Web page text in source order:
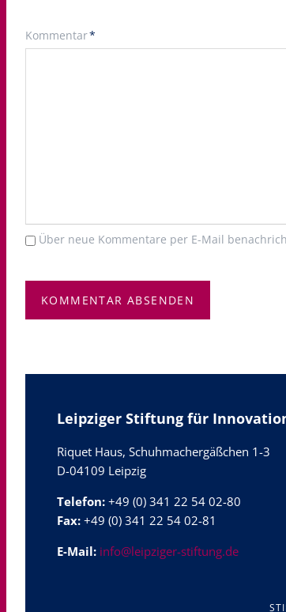
Pflichtfeld
Kommentar*
Über neue Kommentare per E-Mail
KOMMENTAR ABSENDEN
Leipziger Stiftung für
Riquet Haus, Schuhmachergäßchen 1-3
D-04109 Leipzig
Telefon: +49 (0) 341 22 54 02-80
Fax: +49 (0) 341 22 54 02-81
E-Mail: info@leipziger-stiftung.de